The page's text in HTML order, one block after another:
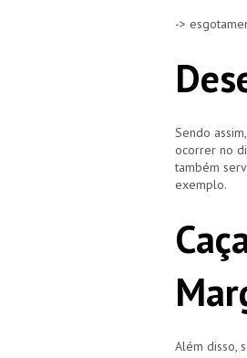
->
Sendo
ocorrer no
também
exemplo.
Além disso,